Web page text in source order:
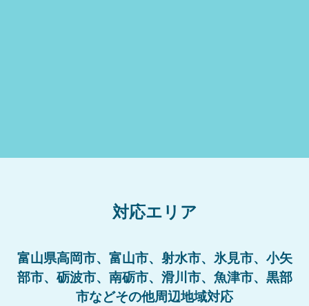
対応エリア
富山県高岡市、富山市、射水市、氷見市、小矢
部市、砺波市、南砺市、滑川市、魚津市、黒部
市などその他周辺地域対応